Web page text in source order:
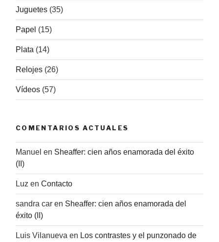
Juguetes (35)
Papel (15)
Plata (14)
Relojes (26)
Vídeos (57)
COMENTARIOS ACTUALES
Manuel en Sheaffer: cien años enamorada del éxito
(II)
Luz en Contacto
sandra car en Sheaffer: cien años enamorada del
éxito (II)
Luis Vilanueva en Los contrastes y el punzonado de